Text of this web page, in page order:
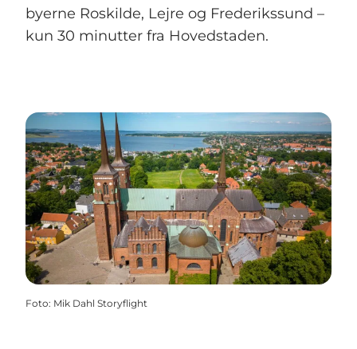
byerne Roskilde, Lejre og Frederikssund –
kun 30 minutter fra Hovedstaden.
Foto: Mik Dahl Storyflight